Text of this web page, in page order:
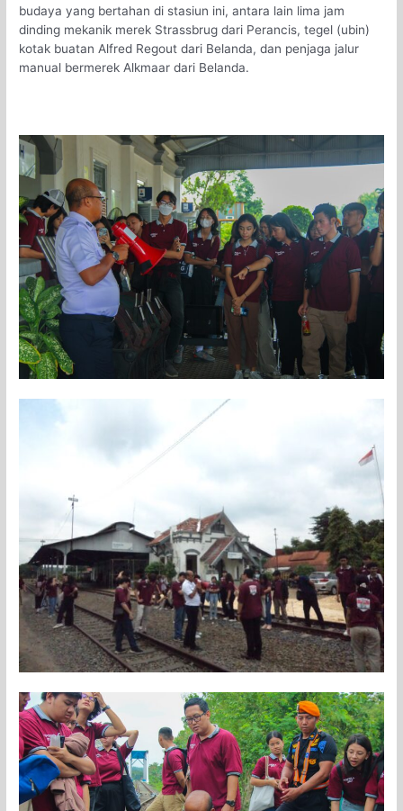
budaya yang bertahan di stasiun ini, antara lain lima jam
dinding mekanik merek Strassbrug dari Perancis, tegel (ubin)
kotak buatan Alfred Regout dari Belanda, dan penjaga jalur
manual bermerek Alkmaar dari Belanda.